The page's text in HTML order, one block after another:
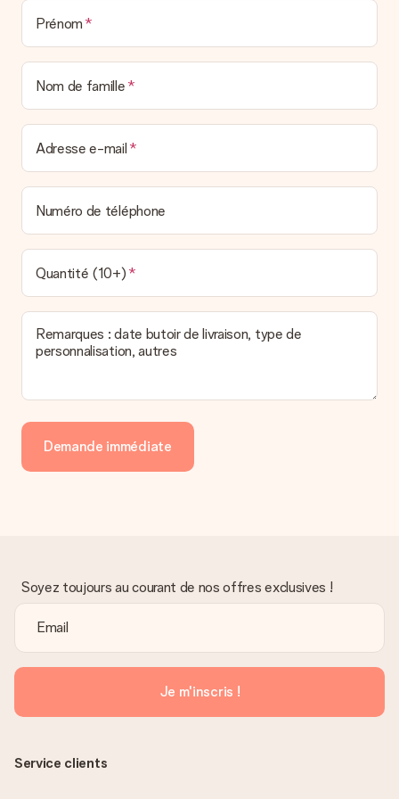
Prénom
Nom de famille
Adresse e-mail
Numéro de téléphone
Quantité (10+)
Remarques : date butoir de livraison, type de
personnalisation, autres
Demande immédiate
Soyez toujours au courant de nos offres exclusives !
Je m'inscris !
Service clients